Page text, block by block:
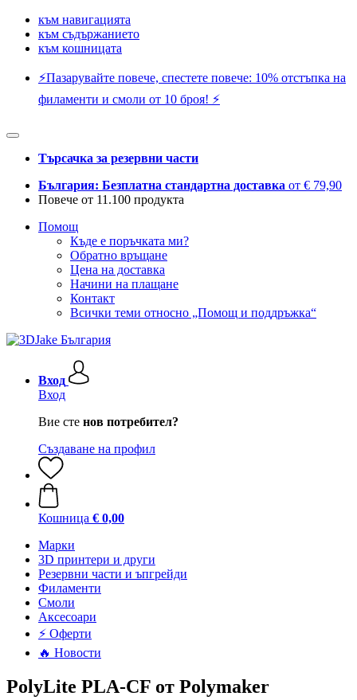
към навигацията
към съдържанието
към кошницата
⚡️Пазарувайте повече, спестете повече: 10% отстъпка на
филаменти и смоли от 10 броя! ⚡️
Търсачка за резервни части
България: Безплатна стандартна доставка от € 79,90
Повече от 11.100 продукта
Помощ
Къде е поръчката ми?
Обратно връщане
Цена на доставка
Начини на плащане
Контакт
Всички теми относно „Помощ и поддръжка“
Вход
Вход
Вие сте нов потребител?
Създаване на профил
Кошница € 0,00
Mарки
3D принтери и други
Резервни части и ъпгрейди
Филаменти
Смоли
Аксесоари
⚡ Оферти
🔥 Новости
PolyLite PLA-CF от Polymaker